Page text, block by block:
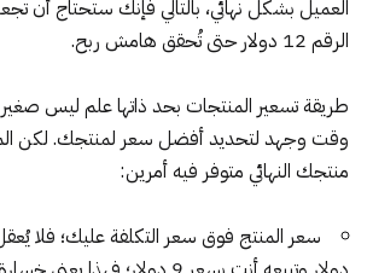
العميل بشكل نهائي، بالتالي فإنك ستحتاج أن
الرقم 12 دولار حتى تُحقق هامش ربح.
طريقة تسعير المنتجات بحد ذاتها علم ليس
وقت وجهد لتحديد أفضل سعر لمنتجك. لكن
منتجك النهائي متوفر فيه أمرين: